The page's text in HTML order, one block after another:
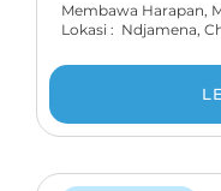
Membawa Harapan,
Lokasi : Ndjamena,